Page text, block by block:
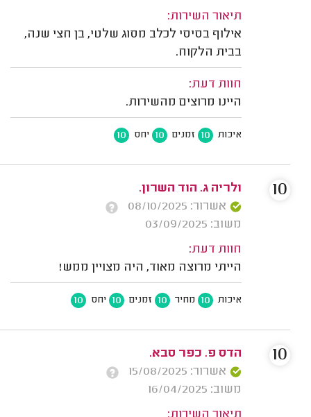
תיאור השירות:
אילוף בסיסי לכלב מסוג שלטי, בן חצי שנה,
בבית הלקוח.
חוות דעת:
היינו מרוצים מהשירות.
איכות 10 זמנים 10 יחס 10
ולריה ג. הוד השרון.
אשרור: 08/10/2025
משוב: 03/09/2025
חוות דעת:
הייתי מרוצה מאוד, היה מצויין ממש!
איכות 10 מחיר 10 זמנים 10 יחס 10
10
הדס פ. כפר סבא.
אשרור: 15/08/2025
משוב: 16/04/2025
10